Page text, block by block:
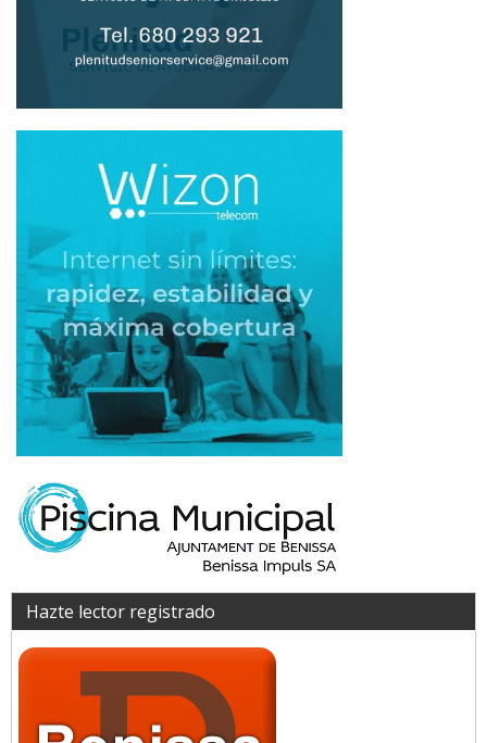
Hazte lector registrado